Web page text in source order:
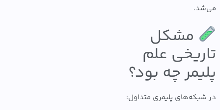
مشکل
علم
چه بود؟
پلیمری متداول: